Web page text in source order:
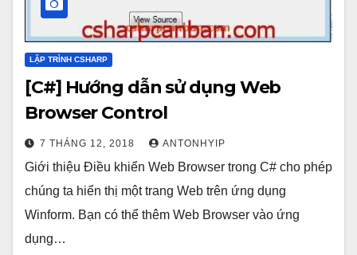
LẬP TRÌNH CSHARP
[C#] Hướng dẫn sử dụng Web
Browser Control
7 THÁNG 12, 2018 ANTONHYIP
Giới thiệu Điều khiển Web Browser trong C# cho phép
chúng ta hiển thị một trang Web trên ứng dụng
Winform. Bạn có thể thêm Web Browser vào ứng
dụng…